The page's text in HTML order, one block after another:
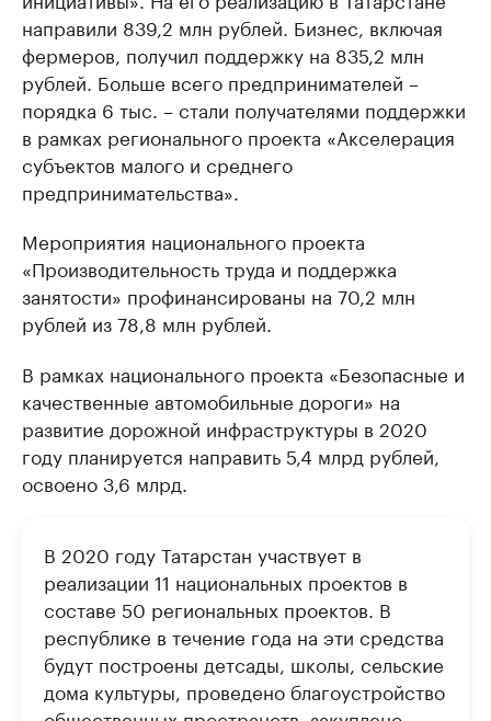
направили 839,2 млн рублей. Бизнес, включая
фермеров, получил поддержку на 835,2 млн
рублей. Больше всего предпринимателей –
порядка 6 тыс. – стали получателями поддержки
в рамках регионального проекта «Акселерация
субъектов малого и среднего
предпринимательства».
Мероприятия национального проекта
«Производительность труда и поддержка
занятости» профинансированы на 70,2 млн
рублей из 78,8 млн рублей.
В рамках национального проекта «Безопасные и
качественные автомобильные дороги» на
развитие дорожной инфраструктуры в 2020
году планируется направить 5,4 млрд рублей,
освоено 3,6 млрд.
В 2020 году Татарстан участвует в
реализации 11 национальных проектов в
составе 50 региональных проектов. В
республике в течение года на эти средства
будут построены детсады, школы, сельские
дома культуры, проведено благоустройство